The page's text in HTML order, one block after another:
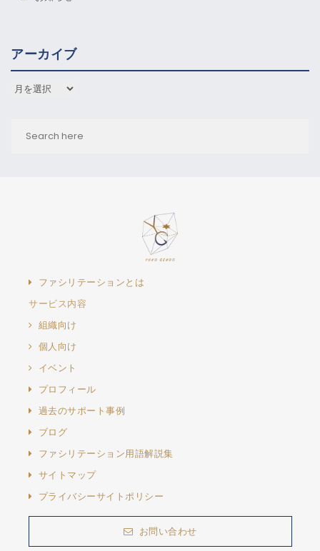
アーカイブ
アーカイブ
ファシリテーションとは
サービス内容
組織向け
個人向け
イベント
プロフィール
過去のサポート事例
ブログ
ファシリテーション用語解説集
サイトマップ
プライバシーサイトポリシー
お問い合わせ